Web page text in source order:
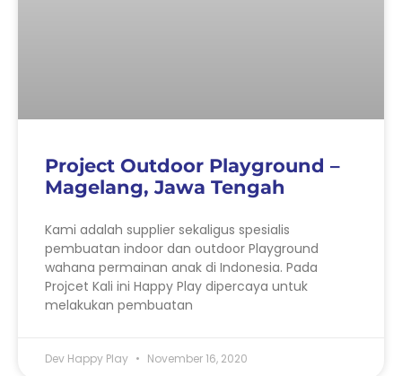
Project Outdoor Playground –
Magelang, Jawa Tengah
Kami adalah supplier sekaligus spesialis
pembuatan indoor dan outdoor Playground
wahana permainan anak di Indonesia. Pada
Projcet Kali ini Happy Play dipercaya untuk
melakukan pembuatan
Dev Happy Play November 16, 2020